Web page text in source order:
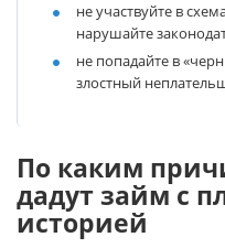
не участвуйте в
нарушайте
не попадайте в
злостный
По каким
дадут займ с
историей